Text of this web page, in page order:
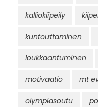
kalliokiipeily
kuntouttaminen
loukkaantuminen
motivaatio mt
olympiasoutu